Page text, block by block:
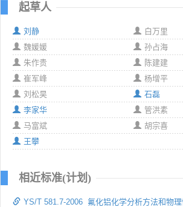
起草人
刘静
白万里
魏媛媛
孙占海
朱作贵
陈建建
崔军峰
杨增平
刘松昊
石磊
李家华
管洪素
马富斌
胡宗喜
王攀
相近标准(计划)
YS/T 581.7-2006 氟化铝化学分析方法和物